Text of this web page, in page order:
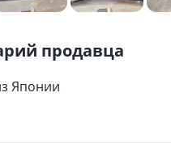
продавца
Японии